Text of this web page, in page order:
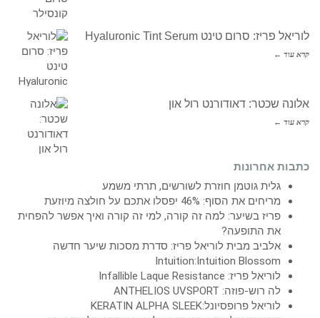
לוריאל פריז: סרום טינט Hyaluronic Tint Serum
קרא עוד ←
אלונה שכטר: דאודורנט רול און
קרא עוד ←
כתבות אחרונות
גלית גוטמן חוזרת לשורשים, תרתי משמע
מריחים את הסוף: 46% יפסלו אתכם על חולצה מיוזעת
פריז בשיער: למה זה קורה, למי זה קורה ואיך אפשר להפחית
את התופעה?
אלביב מבית לוריאל פריז: סדרת מסכות שיער חדשה
Intuition:Intuition Blossom
לוריאל פריז: Infallible Laque Resistance
לה רוש-פוזה: ANTHELIOS UVSPORT
לוריאל פרופסיונל:KERATIN ALPHA SLEEK